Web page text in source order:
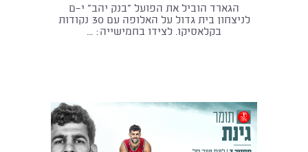
הגארד הוביל את הפועל "בנק יהב" י־ם
לניצחון בית גדול על האלופה עם 30 נקודות
בקלאסיקו. לצידו בחמישייה: ...